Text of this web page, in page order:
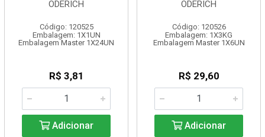
ODERICH
Código: 120525
Embalagem: 1X1UN
Embalagem Master 1X24UN
R$ 3,81
Adicionar
ODERICH
Código: 120526
Embalagem: 1X3KG
Embalagem Master 1X6UN
R$ 29,60
Adicionar